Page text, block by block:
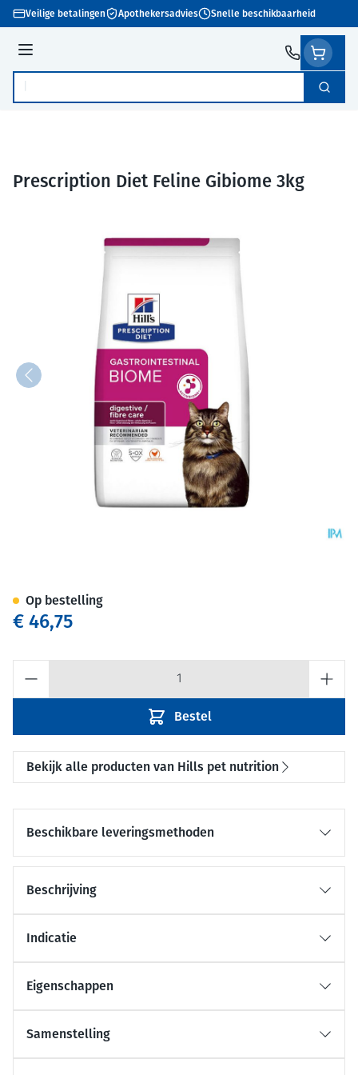
Ga naar de inhoud
Veilige betalingen Apothekersadvies Snelle beschikbaarheid
Menu
Product, merk, categorie... Zoek
Prescription Diet Feline Gibiome 3kg
€ 46,75
Bestel
Op bestelling
Bekijk alle producten van Hills pet nutrition
Beschikbare leveringsmethoden
Beschrijving
Indicatie
Eigenschappen
Samenstelling